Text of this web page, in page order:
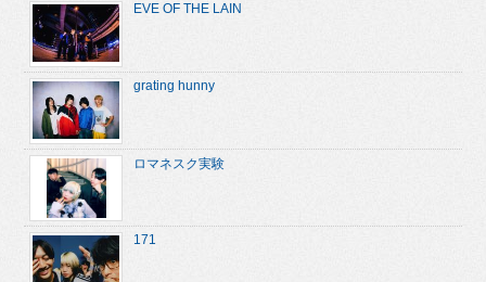
EVE OF THE LAIN
grating hunny
ロマネスク実験
171